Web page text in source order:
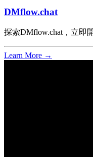
DMflow.chat
探索DMflow.chat，立即
Learn More →